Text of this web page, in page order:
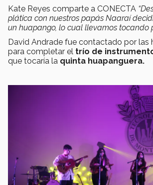
Kate Reyes comparte a CONECTA
plática con nuestros papás Naaraí
un huapango, lo cual llevamos tocando
David Andrade fue contactado por las
para completar el trío de
que tocaría la quinta huapanguera.